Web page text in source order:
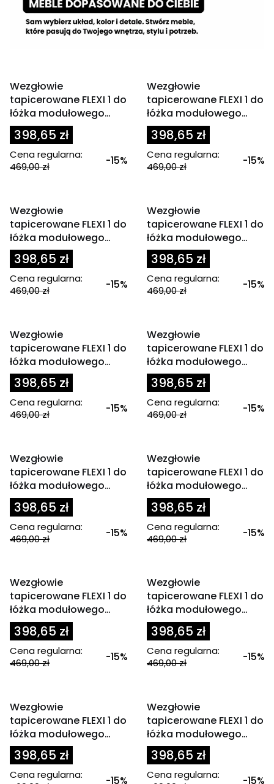
Wezgłowie
tapicerowane FLEXI 1 do
łóżka modułowego
80x200 cm jasny beż
398,65 zł
Cena regularna:
469,00 zł
-15%
Wezgłowie
tapicerowane FLEXI 1 do
łóżka modułowego
80x200 cm jasny brąz
398,65 zł
Cena regularna:
469,00 zł
-15%
Wezgłowie
tapicerowane FLEXI 1 do
łóżka modułowego
80x200 cm jasny szary
398,65 zł
Cena regularna:
469,00 zł
-15%
Wezgłowie
tapicerowane FLEXI 1 do
łóżka modułowego
80x200 cm zagłówek
beżowy
398,65 zł
Cena regularna:
469,00 zł
-15%
Wezgłowie
tapicerowane FLEXI 1 do
łóżka modułowego
80x200 cm zagłówek
błękitny
398,65 zł
Cena regularna:
469,00 zł
-15%
Wezgłowie
tapicerowane FLEXI 1 do
łóżka modułowego
80x200 cm zagłówek
bordowe
398,65 zł
Cena regularna:
469,00 zł
-15%
Wezgłowie
tapicerowane FLEXI 1 do
łóżka modułowego
80x200 cm zagłówek
ciemny szary
398,65 zł
Cena regularna:
469,00 zł
-15%
Wezgłowie
tapicerowane FLEXI 1 do
łóżka modułowego
80x200 cm zagłówek
czarny
398,65 zł
Cena regularna:
469,00 zł
-15%
Wezgłowie
tapicerowane FLEXI 1 do
łóżka modułowego
80x200 cm zagłówek
czerwony
398,65 zł
Cena regularna:
469,00 zł
-15%
Wezgłowie
tapicerowane FLEXI 1 do
łóżka modułowego
80x200 cm zagłówek
fioletowe
398,65 zł
Cena regularna:
469,00 zł
-15%
Wezgłowie
tapicerowane FLEXI 1 do
łóżka modułowego
80x200 cm zagłówek
grafit
398,65 zł
Cena regularna:
-15%
Wezgłowie
tapicerowane FLEXI 1 do
łóżka modułowego
80x200 cm zagłówek
granatowy
398,65 zł
Cena regularna:
-15%